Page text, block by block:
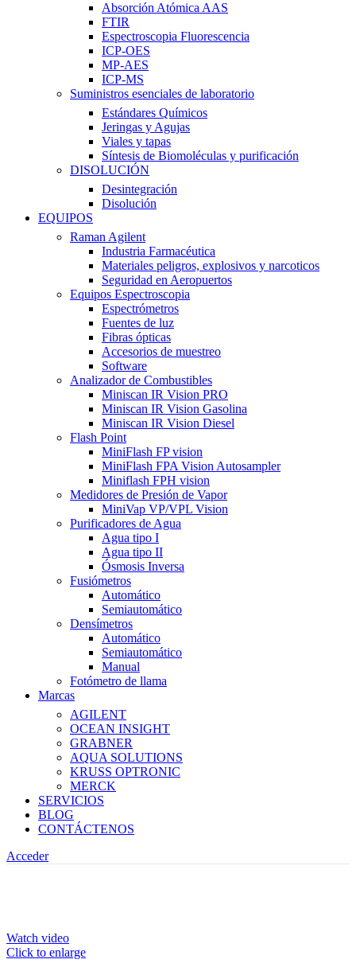
Absorción Atómica AAS
FTIR
Espectroscopia Fluorescencia
ICP-OES
MP-AES
ICP-MS
Suministros esenciales de laboratorio
Estándares Químicos
Jeringas y Agujas
Viales y tapas
Síntesis de Biomoléculas y purificación
DISOLUCIÓN
Desintegración
Disolución
EQUIPOS
Raman Agilent
Industria Farmacéutica
Materiales peligros, explosivos y narcoticos
Seguridad en Aeropuertos
Equipos Espectroscopia
Espectrómetros
Fuentes de luz
Fibras ópticas
Accesorios de muestreo
Software
Analizador de Combustibles
Miniscan IR Vision PRO
Miniscan IR Vision Gasolina
Miniscan IR Vision Diesel
Flash Point
MiniFlash FP vision
MiniFlash FPA Vision Autosampler
Miniflash FPH vision
Medidores de Presión de Vapor
MiniVap VP/VPL Vision
Purificadores de Agua
Agua tipo I
Agua tipo II
Ósmosis Inversa
Fusiómetros
Automático
Semiautomático
Densímetros
Automático
Semiautomático
Manual
Fotómetro de llama
Marcas
AGILENT
OCEAN INSIGHT
GRABNER
AQUA SOLUTIONS
KRUSS OPTRONIC
MERCK
SERVICIOS
BLOG
CONTÁCTENOS
Acceder
Watch video
Click to enlarge